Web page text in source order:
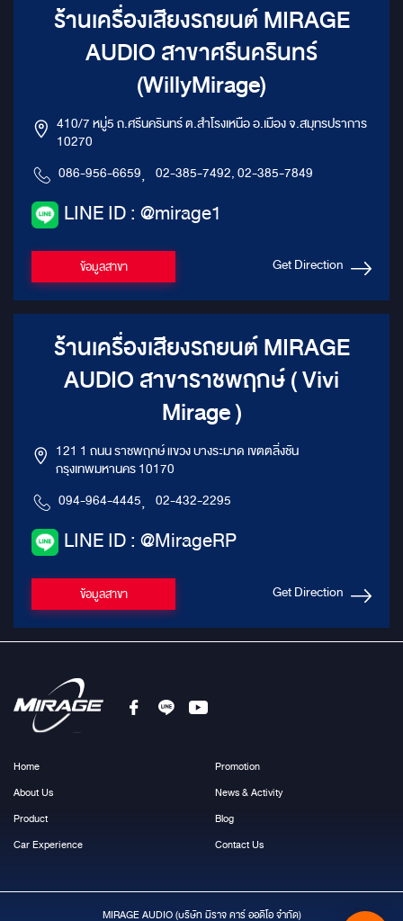
ร้านเครื่องเสียงรถยนต์ MIRAGE
AUDIO สาขาศรีนครินทร์
(WillyMirage)
410/7 หมู่5 ถ.ศรีนครินทร์ ต.สำโรงเหนือ อ.เมือง จ.สมุทรปราการ
10270
086-956-6659, 02-385-7492, 02-385-7849
LINE ID : @mirage1
ข้อมูลสาขา Get Direction
ร้านเครื่องเสียงรถยนต์ MIRAGE
AUDIO สาขาราชพฤกษ์ ( Vivi
Mirage )
121 1 ถนน ราชพฤกษ์ แขวง บางระมาด เขตตลิ่งชัน
กรุงเทพมหานคร 10170
094-964-4445, 02-432-2295
LINE ID : @MirageRP
ข้อมูลสาขา Get Direction
Home
About Us
Product
Car Experience
Promotion
News & Activity
Blog
Contact Us
MIRAGE AUDIO (บริษัท มีราจ คาร์ ออดิโอ จำกัด)